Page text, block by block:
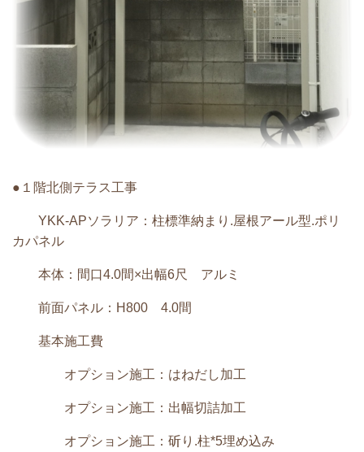
●１階北側テラス 工事
YKK-APソラリア：柱標準納まり.屋根アール型.ポリ
カパネル
本体：間口4.0間×出幅6尺 アルミ
前面パネル：H800 4.0間
基本施工費
オプション施工：はねだし加工
オプション施工：出幅切詰加工
オプション施工：斫り.柱*5埋め込み